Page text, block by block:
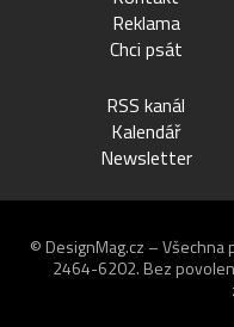
Reklama
Chci psát
RSS kanál
Kalendář
Newsletter
© DesignMag.cz –
2464-6202. Bez